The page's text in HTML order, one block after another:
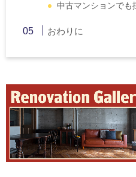
中古マンションでも
おわりに